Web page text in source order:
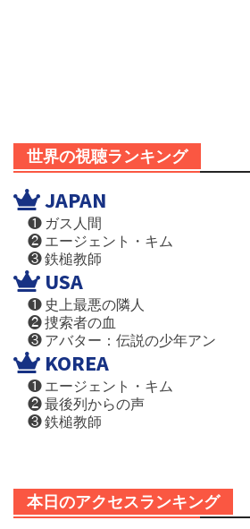
世界の視聴ランキング
JAPAN
❶ ガス人間
❷ エージェント・キム
❸ 鉄槌教師
USA
❶ 史上最悪の隣人
❷ 捜索者の血
❸ アバター：伝説の少年アン
KOREA
❶ エージェント・キム
❷ 最後列からの声
❸ 鉄槌教師
本日のアクセスランキング